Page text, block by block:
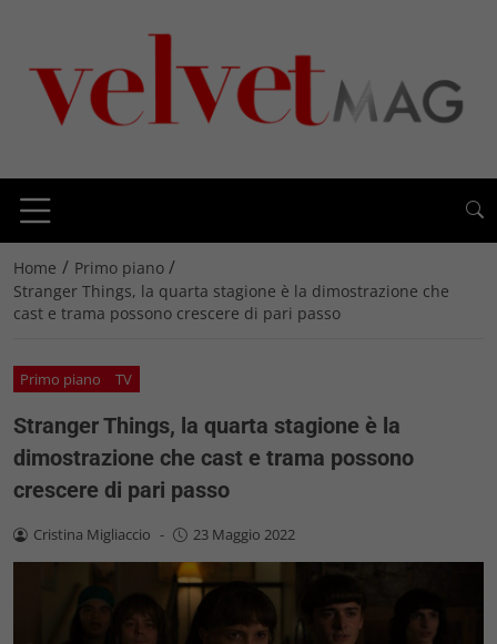
Home / Primo piano /
Stranger Things, la quarta stagione è la dimostrazione che
cast e trama possono crescere di pari passo
Primo piano TV
Stranger Things, la quarta stagione è la
dimostrazione che cast e trama possono
crescere di pari passo
Cristina Migliaccio - 23 Maggio 2022